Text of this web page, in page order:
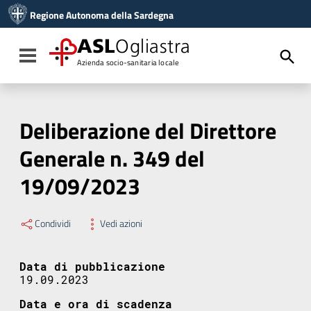
Vai al menu di navigazione
Vai al footer
Regione Autonoma della Sardegna
Toggle navigation
ASLOgliastra
Azienda socio-sanitaria locale
Deliberazione del Direttore
Generale n. 349 del
19/09/2023
Condividi Vedi azioni
Data di pubblicazione
19.09.2023
Data e ora di scadenza